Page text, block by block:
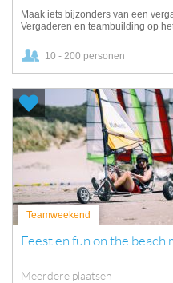
Maak iets bijzonders van een
Vergaderen en teambuilding op
10 - 200 personen
Teamweekend
Feest en fun on the
Meerdere plaatsen